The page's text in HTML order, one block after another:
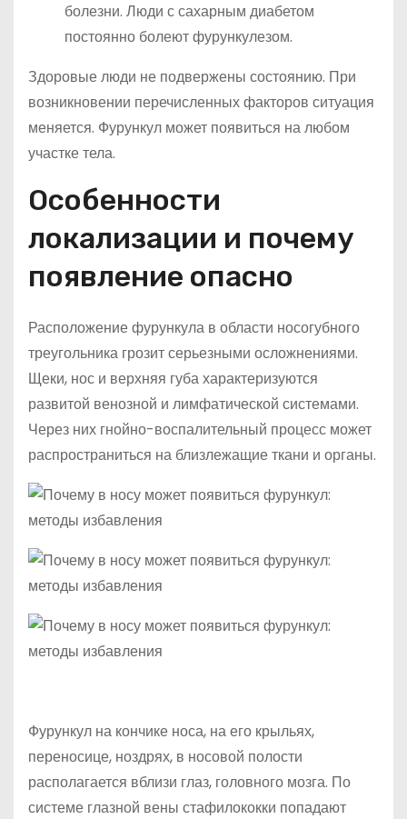
болезни. Люди с сахарным диабетом
постоянно болеют фурункулезом.
Здоровые люди не подвержены состоянию. При
возникновении перечисленных факторов ситуация
меняется. Фурункул может появиться на любом
участке тела.
Особенности
локализации и почему
появление опасно
Расположение фурункула в области носогубного
треугольника грозит серьезными осложнениями.
Щеки, нос и верхняя губа характеризуются
развитой венозной и лимфатической системами.
Через них гнойно-воспалительный процесс может
распространиться на близлежащие ткани и органы.
Фурункул на кончике носа, на его крыльях,
переносице, ноздрях, в носовой полости
располагается вблизи глаз, головного мозга. По
системе глазной вены стафилококки попадают